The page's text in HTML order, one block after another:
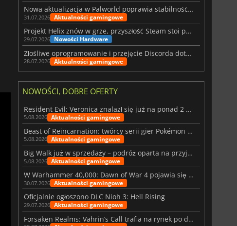
Nowa aktualizacja w Palworld poprawia stabilność Sunreach i walk z bossami
31.07.2026 Aktualności gamingowe
Projekt Helix znów w grze, przyszłość Steam stoi pod znakiem zapytania
29.07.2026 Nowości Hardware
Złośliwe oprogramowanie i przejęcie Discorda dotknęły Meccha Chameleon
28.07.2026 Aktualności gamingowe
NOWOŚCI, DOBRE OFERTY
Resident Evil: Veronica znalazł się już na ponad 2 milionach list życzeń
5.08.2026 Aktualności gamingowe
Beast of Reincarnation: twórcy serii gier Pokémon wkraczają na nową ścieżkę
5.08.2026 Aktualności gamingowe
Big Walk już w sprzedaży – podróż oparta na przyjaźni
5.08.2026 Aktualności gamingowe
W Warhammer 40,000: Dawn of War 4 pojawia się frakcja Nekronów
30.07.2026 Aktualności gamingowe
Oficjalnie ogłoszono DLC Nioh 3: Hell Rising
29.07.2026 Aktualności gamingowe
Forsaken Realms: Vahrin’s Call trafia na rynek po dziesięciu latach prac